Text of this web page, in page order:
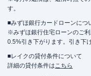
す。
■みずほ銀行カードローンにつ
※みずほ銀行住宅ローンのご
0.5%引き下がります。引き下
■レイクの貸付条件について
詳細の貸付条件はこちら